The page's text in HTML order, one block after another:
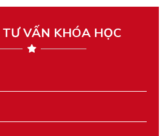
VẤN KHÓA HỌC